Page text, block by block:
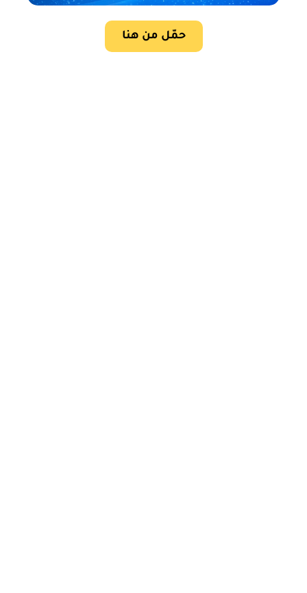
حمّل من هنا